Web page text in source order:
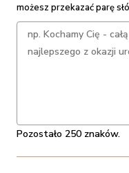
możesz przekazać parę
Pozostało 250 znaków.